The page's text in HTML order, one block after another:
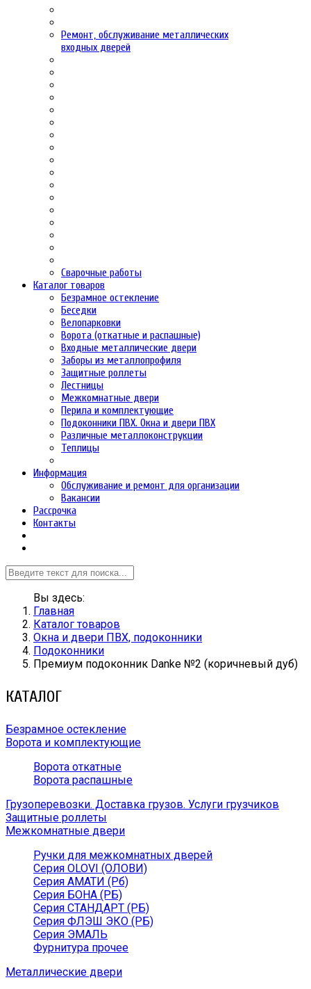
Ремонт, обслуживание металлических
входных дверей
Сварочные работы
Каталог товаров
Безрамное остекление
Беседки
Велопарковки
Ворота (откатные и распашные)
Входные металлические двери
Заборы из металлопрофиля
Защитные роллеты
Лестницы
Межкомнатные двери
Перила и комплектующие
Подоконники ПВХ. Окна и двери ПВХ
Различные металлоконструкции
Теплицы
Информация
Обслуживание и ремонт для организации
Вакансии
Рассрочка
Контакты
Вы здесь:
Главная
Каталог товаров
Окна и двери ПВХ, подоконники
Подоконники
Премиум подоконник Danke №2 (коричневый дуб)
КАТАЛОГ
Безрамное остекление
Ворота и комплектующие
Ворота откатные
Ворота распашные
Грузоперевозки. Доставка грузов. Услуги грузчиков
Защитные роллеты
Межкомнатные двери
Ручки для межкомнатных дверей
Серия OLOVI (ОЛОВИ)
Серия АМАТИ (Рб)
Серия БОНА (РБ)
Серия СТАНДАРТ (РБ)
Серия ФЛЭШ ЭКО (РБ)
Серия ЭМАЛЬ
Фурнитура прочее
Металлические двери